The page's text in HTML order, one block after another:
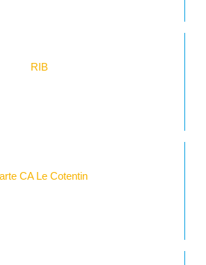
RIB
CA Le Cotentin